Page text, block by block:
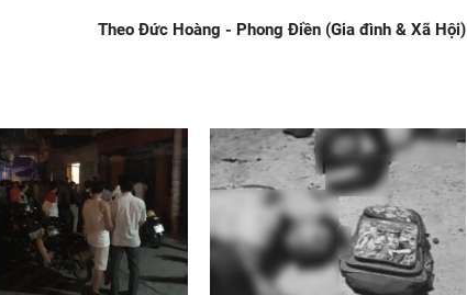
Theo Đức Hoàng - Phong Điền (Gia đình & Xã Hội)